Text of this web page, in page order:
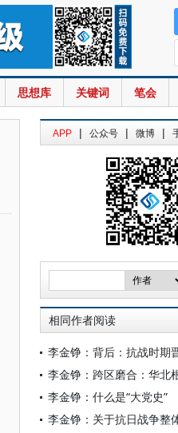
思想库 关键词 笔会
APP | 公众号 | 微博 |
相同作者阅读
李金铮：什么是“大党史”
李金铮：关于抗日战争整